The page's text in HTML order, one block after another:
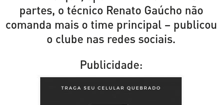
partes, o técnico Renato Gaúcho não
comanda mais o time principal – publicou
o clube nas redes sociais.
Publicidade: